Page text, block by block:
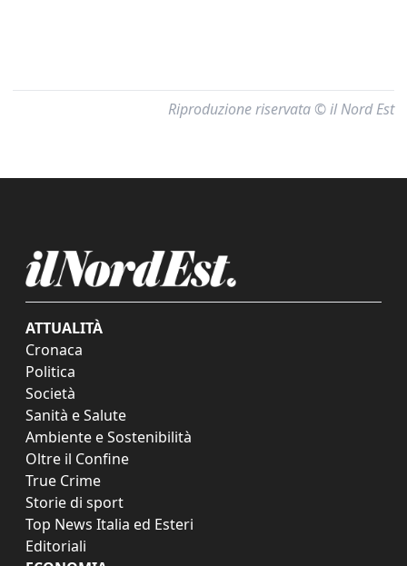
Riproduzione riservata © il Nord Est
ATTUALITÀ
Cronaca
Politica
Società
Sanità e Salute
Ambiente e Sostenibilità
Oltre il Confine
True Crime
Storie di sport
Top News Italia ed Esteri
Editoriali